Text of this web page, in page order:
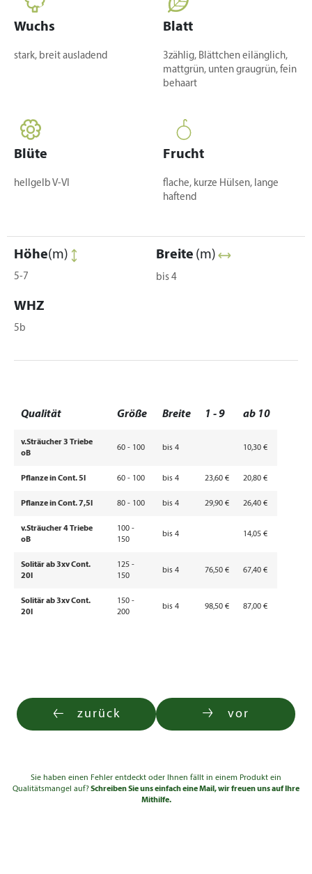
Wuchs
stark, breit ausladend
Blatt
3zählig, Blättchen eilänglich,
mattgrün, unten graugrün, fein
behaart
Blüte
hellgelb V-VI
Frucht
flache, kurze Hülsen, lange
haftend
Höhe(m)
5-7
Breite (m)
bis 4
WHZ
5b
Qualität Größe Breite 1 - 9 ab 10
v.Sträucher 3 Triebe
oB
60 - 100 bis 4 10,30 €
Pflanze in Cont. 5l 60 - 100 bis 4 23,60 € 20,80 €
Pflanze in Cont. 7,5l 80 - 100 bis 4 29,90 € 26,40 €
v.Sträucher 4 Triebe
oB
100 -
150
bis 4 14,05 €
Solitär ab 3xv Cont.
20l
125 -
150
bis 4 76,50 € 67,40 €
Solitär ab 3xv Cont.
20l
150 -
200
bis 4 98,50 € 87,00 €
zurück vor
Sie haben einen Fehler entdeckt oder Ihnen fällt in einem Produkt ein
Qualitätsmangel auf?Schreiben Sie uns einfach eine Mail, wir freuen uns auf Ihre
Mithilfe.